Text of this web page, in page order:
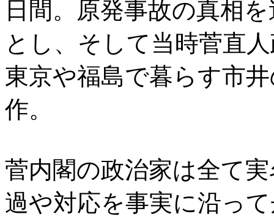
日間。原発事故の真相
とし、そして当時菅直
東京や福島で暮らす市
作。
菅内閣の政治家は全て
過や対応を事実に沿っ